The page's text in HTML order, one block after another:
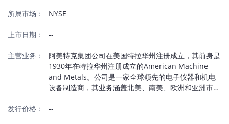
所属市场： NYSE
上市日期： --
主营业务：
阿美特克集团公司在美国特拉华州注册成立，其前身是
1930年在特拉华州注册成立的American Machine
and Metals。公司是一家全球领先的电子仪器和机电
设备制造商，其业务涵盖北美、南美、欧洲和亚洲市
Electromechanical两个经营集团在全球范围内进行营
发行价格： --